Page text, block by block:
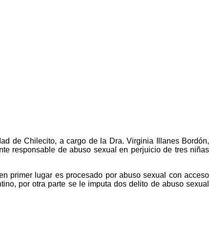
de Chilecito, a cargo de la Dra. Virginia Illanes Bordón,
responsable de abuso sexual en perjuicio de tres niñas
primer lugar es procesado por abuso sexual con acceso
por otra parte se le imputa dos delito de abuso sexual